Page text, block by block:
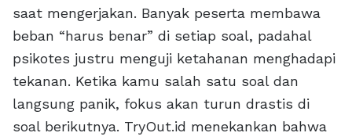
saat mengerjakan. Banyak peserta membawa
beban “harus benar” di setiap soal, padahal
psikotes justru menguji ketahanan menghadapi
tekanan. Ketika kamu salah satu soal dan
langsung panik, fokus akan turun drastis di
soal berikutnya. TryOut.id menekankan bahwa